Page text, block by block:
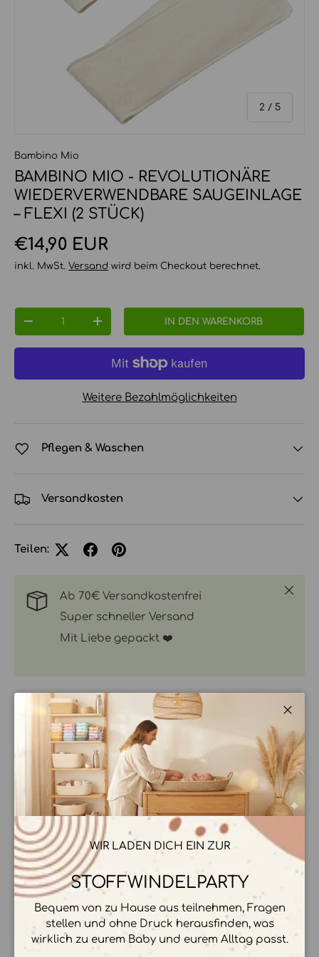
2 / von
5
Bambino Mio
BAMBINO MIO - REVOLUTIONÄRE
WIEDERVERWENDBARE SAUGEINLAGE
– FLEXI (2 STÜCK)
Normaler Preis
€14,90 EUR
inkl. MwSt. Versand wird beim Checkout berechnet.
Anzahl
MENGE VERRINGERNMENGE ERHÖHENIN DEN WARENKORB
Weitere Bezahlmöglichkeiten
Pflegen & Waschen
Versandkosten
Teilen:
Ab 70€ Versandkostenfrei
Super schneller Versand
Mit Liebe gepackt ❤️
BESCHREIBUNG
ZAHLUNGSMÖGLICHKEITEN
Ihre Zahlungsinformationen werden sicher
verarbeitet. Wir speichern keine
Kreditkartendetails.
WIR LADEN DICH EIN ZUR
STOFFWINDELPARTY
Bequem von zu Hause aus teilnehmen, Fragen
stellen und ohne Druck herausfinden, was
wirklich zu eurem Baby und eurem Alltag passt.